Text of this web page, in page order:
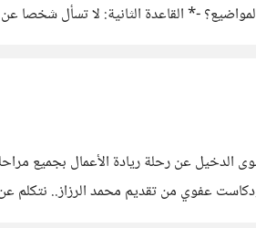
-* القاعدة الثانية: لا تسأل شخصا عن
عن رحلة ريادة الأعمال بجميع